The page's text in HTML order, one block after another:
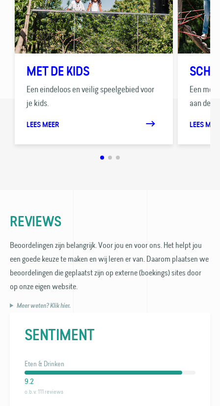
MET DE KIDS
Een eindeloos en veilig speelgebied voor
je kids.
LEES MEER
Een
aan de
LEES
REVIEWS
Beoordelingen zijn belangrijk. Voor jou en voor ons. Het helpt jou
een goede keuze te maken en wij leren er van. Daarom plaatsen we
beoordelingen die geplaatst zijn op externe (boekings) sites door
op onze eigen website.
Meer weten? Klik hier.
SENTIMENT
Eten & Drinken
9.2
o.b.v. 111 reviews